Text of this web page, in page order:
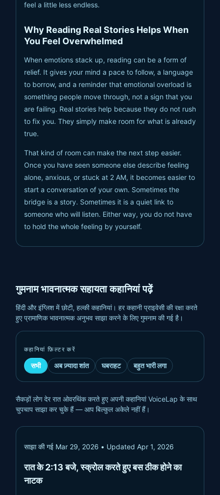
feel a little less endless.
Why Reading Real Stories Helps When
You Feel Overwhelmed
When emotions stack up, reading can be a form of
relief. It gives your mind a pace to follow, a language
to borrow, and a reminder that emotional overload is
something people move through, not a sign that you
are failing. Real stories help because they do not rush
to fix you. They simply make room for what is already
true.
That kind of room can make the next step easier.
Once you have seen someone else describe feeling
alone, anxious, or stuck at 2 AM, it becomes easier to
start a conversation of your own. Sometimes the
bridge is a story. Sometimes it is a quiet link to
someone who will listen. Either way, you do not have
to hold the whole feeling by yourself.
गुमनाम भावनात्मक सहायता कहानियां पढ़ें
हिंदी और इंग्लिश में छोटी, हल्की कहानियां। हर कहानी प्राइवेसी की रक्षा करते
हुए प्रामाणिक भावनात्मक अनुभव साझा करने के लिए गुमनाम की गई है।
कहानियां फ़िल्टर करें
सभी अब ज़्यादा शांत घबराहट बहुत भारी लगा
सैकड़ों लोग देर रात ओवरथिंक करते हुए अपनी कहानियां VoiceLap के साथ
चुपचाप साझा कर चुके हैं — आप बिल्कुल अकेले नहीं हैं।
साझा की गई Mar 29, 2026 • Updated Apr 1, 2026
रात के 2:13 बजे, स्क्रोल करते हुए बस ठीक होने का
नाटक